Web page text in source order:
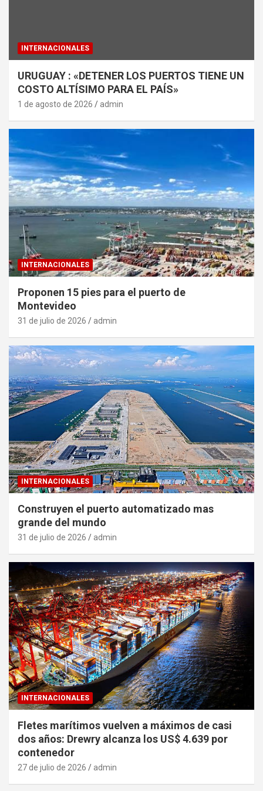
INTERNACIONALES
URUGUAY : «DETENER LOS PUERTOS TIENE UN
COSTO ALTÍSIMO PARA EL PAÍS»
1 de agosto de 2026 admin
INTERNACIONALES
Proponen 15 pies para el puerto de
Montevideo
31 de julio de 2026 admin
INTERNACIONALES
Construyen el puerto automatizado mas
grande del mundo
31 de julio de 2026 admin
INTERNACIONALES
Fletes marítimos vuelven a máximos de casi
dos años: Drewry alcanza los US$ 4.639 por
contenedor
27 de julio de 2026 admin